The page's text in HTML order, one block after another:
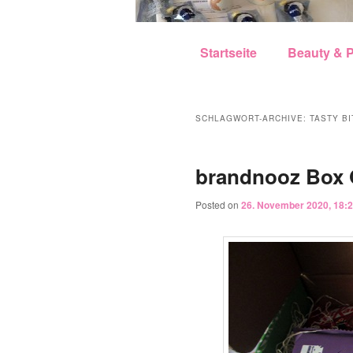
Zum Inhalt wechseln
Zum sekundären Inhalt
Startseite Beauty &
SCHLAGWORT-ARCHIVE: TASTY
brandnooz Box
Posted on 26. November 2020,